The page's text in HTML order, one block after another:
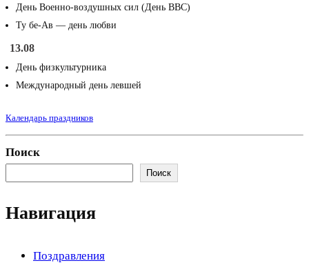
День Военно-воздушных сил (День ВВС)
Ту бе-Ав — день любви
13.08
День физкультурника
Международный день левшей
Календарь праздников
Поиск
Поиск
Навигация
Поздравления